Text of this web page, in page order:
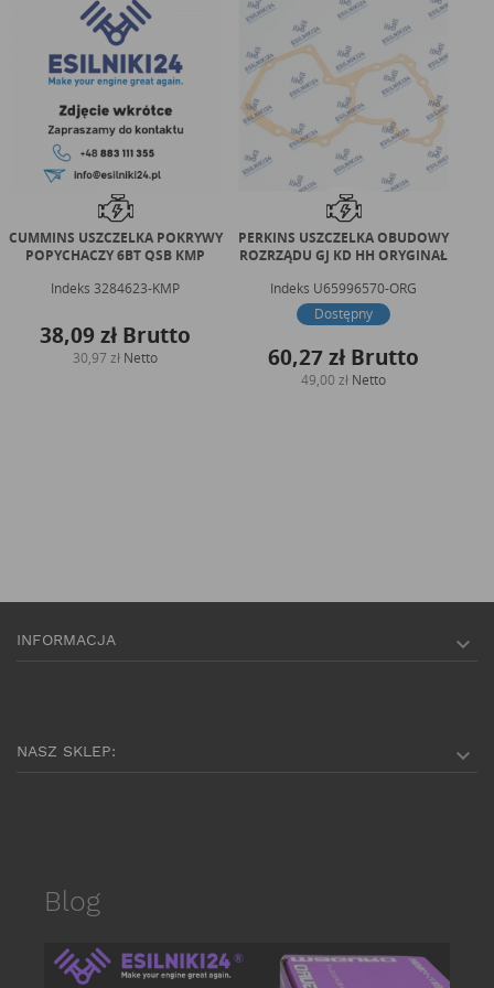
CUMMINS USZCZELKA POKRYWY
POPYCHACZY 6BT QSB KMP
Indeks 3284623-KMP
38,09 zł Brutto
30,97 zł Netto
PERKINS USZCZELKA OBUDOWY
ROZRZĄDU GJ KD HH ORYGINAŁ
Indeks U65996570-ORG
Dostępny
60,27 zł Brutto
49,00 zł Netto
INFORMACJA 
NASZ SKLEP: 
Blog